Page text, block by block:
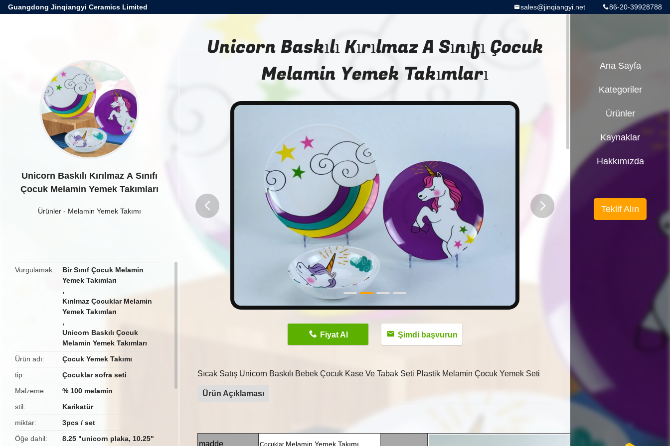
Guangdong Jinqiangyi Ceramics Limited 86-20-39928788
sales@jinqiangyi.net
Unicorn Baskılı Kırılmaz A Sınıfı
Çocuk Melamin Yemek Takımları
Ürünler- Melamin Yemek Takımı
Vurgulamak
Bir Sınıf Çocuk Melamin
Yemek Takımları
,
Kırılmaz Çocuklar Melamin
Yemek Takımları
,
Unicorn Baskılı Çocuk
Melamin Yemek Takımları
Ürün adı
Çocuk Yemek Takımı
tip
Çocuklar sofra seti
Malzeme
% 100 melamin
stil
Karikatür
miktar
3pcs / set
Öğe dahil
8.25 "unicorn plaka, 10.25"
Unicorn Baskılı Kırılmaz A Sınıfı Çocuk
Melamin Yemek Takımları
Fiyat Al Şimdi başvurun
Sıcak Satış Unicorn Baskılı Bebek Çocuk Kase Ve Tabak Seti Plastik Melamin Çocuk Yemek Seti
Ürün Açıklaması
madde Çocuklar Melamin Yemek Takımı
Ana Sayfa
Kategoriler
Ürünler
Kaynaklar
Hakkımızda
Teklif Alın